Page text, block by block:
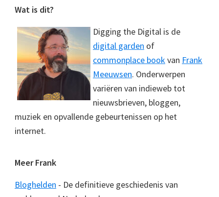
Footer
Wat is dit?
Digging the Digital is de
digital garden of
commonplace bookvan Frank
Meeuwsen. Onderwerpen
variëren van indieweb tot
nieuwsbrieven, bloggen,
muziek en opvallende gebeurtenissen op het
internet.
Meer Frank
Bloghelden - De definitieve geschiedenis van